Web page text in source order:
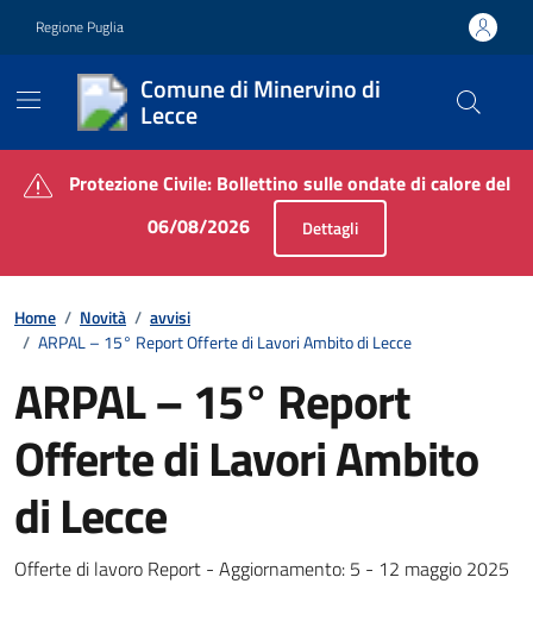
Regione Puglia
Comune di Minervino di
Lecce
Contenuti in evidenza
Protezione Civile: Bollettino sulle ondate di calore del
06/08/2026
Dettagli
Home / Novità / avvisi
/ ARPAL – 15° Report Offerte di Lavori Ambito di Lecce
ARPAL – 15° Report
Offerte di Lavori Ambito
di Lecce
Dettagli della notizia
Offerte di lavoro Report - Aggiornamento: 5 - 12 maggio 2025